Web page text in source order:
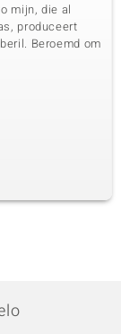
mijn, die al
produceert
Beroemd om